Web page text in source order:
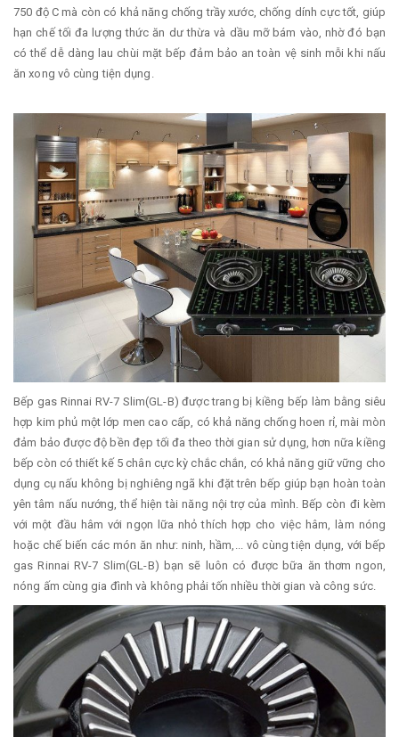
750 độ C mà còn có khả năng chống trầy xước, chống dính cực tốt, giúp
hạn chế tối đa lượng thức ăn dư thừa và dầu mỡ bám vào, nhờ đó bạn
có thể dễ dàng lau chùi mặt bếp đảm bảo an toàn vệ sinh mỗi khi nấu
ăn xong vô cùng tiện dụng.
Bếp gas Rinnai RV-7 Slim(GL-B) được trang bị kiềng bếp làm bằng siêu
hợp kim phủ một lớp men cao cấp, có khả năng chống hoen rỉ, mài mòn
đảm bảo được độ bền đẹp tối đa theo thời gian sử dụng, hơn nữa kiềng
bếp còn có thiết kế 5 chân cực kỳ chắc chắn, có khả năng giữ vững cho
dụng cụ nấu không bị nghiêng ngã khi đặt trên bếp giúp bạn hoàn toàn
yên tâm nấu nướng, thể hiện tài năng nội trợ của mình. Bếp còn đi kèm
với một đầu hâm với ngọn lữa nhỏ thích hợp cho việc hâm, làm nóng
hoặc chế biến các món ăn như: ninh, hầm,... vô cùng tiện dụng, với bếp
gas Rinnai RV-7 Slim(GL-B) bạn sẽ luôn có được bữa ăn thơm ngon,
nóng ấm cùng gia đình và không phải tốn nhiều thời gian và công sức.